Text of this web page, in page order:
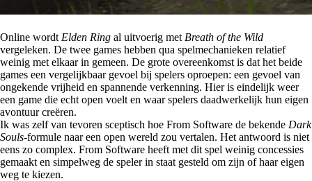
Online wordt Elden Ring al uitvoerig met Breath of the Wild
vergeleken. De twee games hebben qua spelmechanieken relatief
weinig met elkaar in gemeen. De grote overeenkomst is dat het beide
games een vergelijkbaar gevoel bij spelers oproepen: een gevoel van
ongekende vrijheid en spannende verkenning. Hier is eindelijk weer
een game die echt open voelt en waar spelers daadwerkelijk hun eigen
avontuur creëren.
Ik was zelf van tevoren sceptisch hoe From Software de bekende Dark
Souls-formule naar een open wereld zou vertalen. Het antwoord is niet
eens zo complex. From Software heeft met dit spel weinig concessies
gemaakt en simpelweg de speler in staat gesteld om zijn of haar eigen
weg te kiezen.